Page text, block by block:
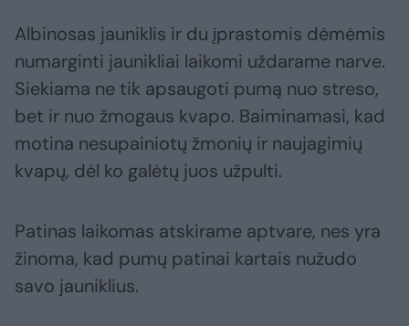
Albinosas jauniklis ir du įprastomis dėmėmis
numarginti jaunikliai laikomi uždarame narve.
Siekiama ne tik apsaugoti pumą nuo streso,
bet ir nuo žmogaus kvapo. Baiminamasi, kad
motina nesupainiotų žmonių ir naujagimių
kvapų, dėl ko galėtų juos užpulti.
Patinas laikomas atskirame aptvare, nes yra
žinoma, kad pumų patinai kartais nužudo
savo jauniklius.